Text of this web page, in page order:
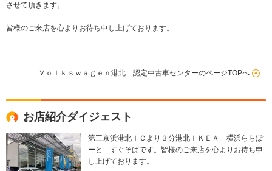
させて頂きます。
皆様のご来店を心よりお待ち申し上げております。
Ｖｏｌｋｓｗａｇｅｎ港北 認定中古車センターのページTOPへ
お店紹介ダイジェスト
第三京浜港北ＩＣより３分港北ＩＫＥＡ 横浜ららぽ
ーと すぐそばです。皆様のご来店を心よりお待ち申
し上げております。